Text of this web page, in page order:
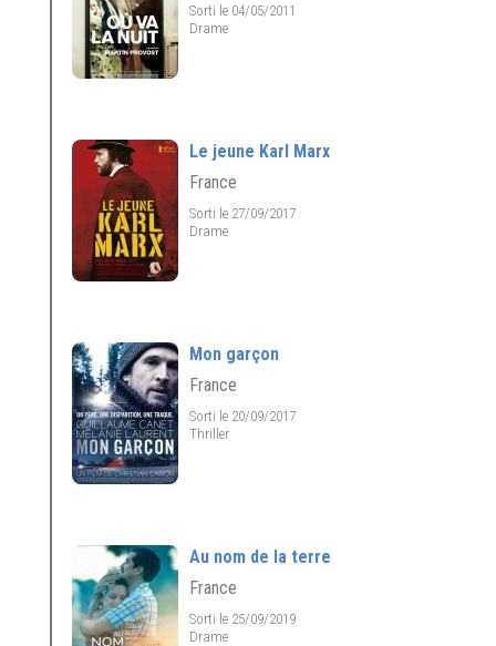
Sorti le 04/05/2011
Drame
Le jeune Karl Marx
France
Sorti le 27/09/2017
Drame
Mon garçon
France
Sorti le 20/09/2017
Thriller
Au nom de la terre
France
Sorti le 25/09/2019
Drame